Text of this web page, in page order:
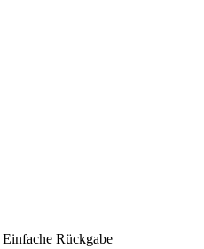
Einfache Rückgabe